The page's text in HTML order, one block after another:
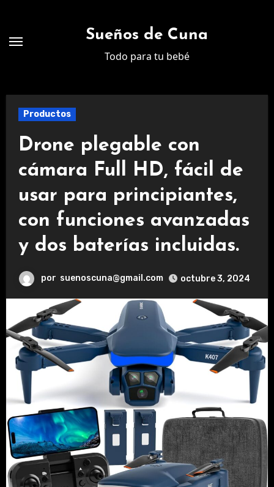
contenido
Sueños de Cuna
Todo para tu bebé
Productos
Drone plegable con
cámara Full HD, fácil de
usar para principiantes,
con funciones avanzadas
y dos baterías incluidas.
por suenoscuna@gmail.com octubre 3, 2024